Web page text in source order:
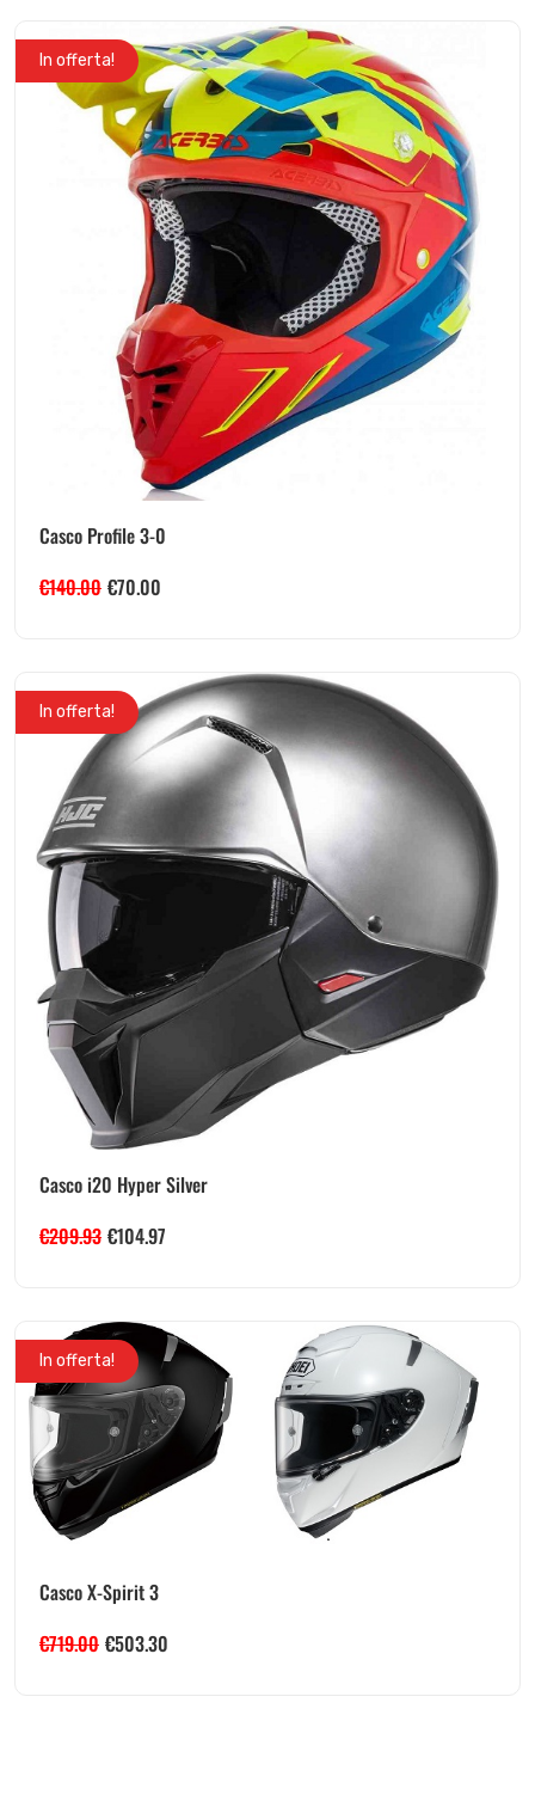
In offerta!
Casco Profile 3-0
€140.00 €70.00
In offerta!
Casco i20 Hyper Silver
€209.93 €104.97
In offerta!
Casco X-Spirit 3
€719.00 €503.30